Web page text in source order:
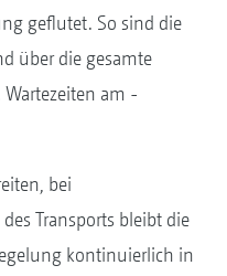
geflutet. So sind die
über die gesamte
Wartezeiten am
bei
Transports bleibt die
kontinuierlich in